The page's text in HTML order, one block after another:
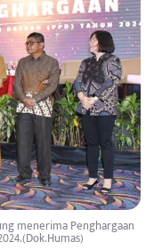
menerima Penghargaan